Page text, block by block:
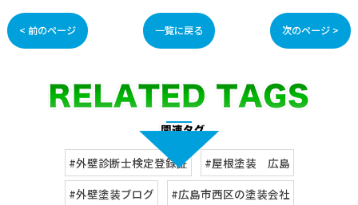
< 前のページ 一覧に戻る 次のページ >
#外壁診断士検定登録証
#屋根塗装 広島
#外壁塗装ブログ
#広島市西区の塗装会社